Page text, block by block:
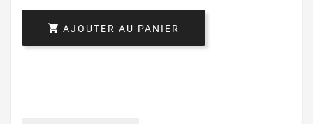
 AJOUTER AU PANIER